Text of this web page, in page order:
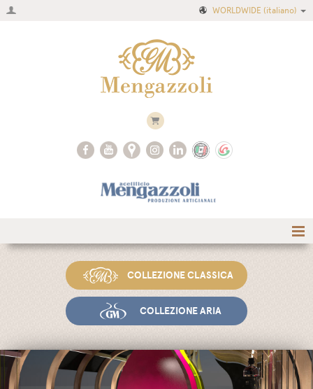
WORLDWIDE (italiano)
Fiere ed Eventi
Riconoscimenti
News
COLLEZIONE CLASSICA
COLLEZIONE ARIA